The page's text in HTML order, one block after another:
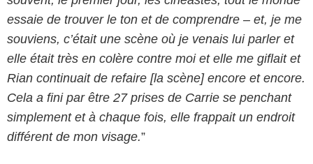
essaie de trouver le ton et de comprendre – et, je me
souviens, c’était une scène où je venais lui parler et
elle était très en colère contre moi et elle me giflait et
Rian continuait de refaire [la scène] encore et encore.
Cela a fini par être 27 prises de Carrie se penchant
simplement et à chaque fois, elle frappait un endroit
différent de mon visage.”